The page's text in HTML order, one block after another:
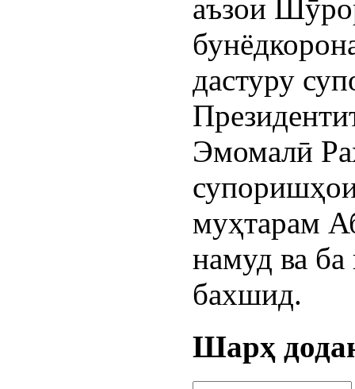
аъзои
дастуру
Эмомалӣ
муҳтарам
намуд ва ба
бахшид.
Шарҳ